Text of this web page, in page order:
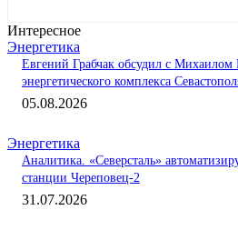
Интересное
Энергетика
Евгений Грабчак обсудил с Михаилом
энергетического комплекса
05.08.2026
Энергетика
Аналитика. «Северсталь»
станции Череповец-2
31.07.2026